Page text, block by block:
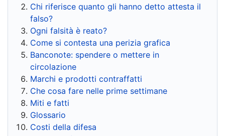
Chi riferisce quanto gli hanno detto attesta il
falso?
Ogni falsità è reato?
Come si contesta una perizia grafica
Banconote: spendere o mettere in
circolazione
Marchi e prodotti contraffatti
Che cosa fare nelle prime settimane
Miti e fatti
Glossario
Costi della difesa